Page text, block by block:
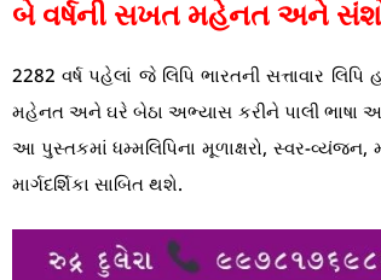
બે વર્ષની સખત મહેનત અને
2282 વર્ષ પહેલાં જે લિપિ ભારતની સત્તાવાર
મહેનત અને ઘરે બેઠા અભ્યાસ કરીને પાલી ભાષા
આ પુસ્તકમાં ધમ્મલિપિના મૂળાક્ષરો, સ્વર-
માર્ગદર્શિકા સાબિત થશે.